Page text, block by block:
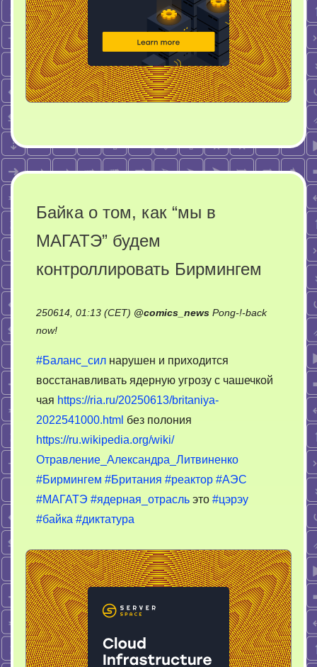
Байка о том, как “мы в
МАГАТЭ” будем
контроллировать Бирмингем
250614, 01:13 (CET) @comics_news Pong-!-back
now!on
о
том,
как
“мы
в
контроллировать
Бирмингем
#Баланс_сил нарушен и приходится
восстанавливать ядерную угрозу с чашечкой
чая https://ria.ru/20250613/britaniya-
2022541000.html без полония
https://ru.wikipedia.org/wiki/
Отравление_Александра_Литвиненко
#Бирмингем #Британия #реактор #АЭС
#МАГАТЭ #ядерная_отрасль это #цэрэу
#байка #диктатура